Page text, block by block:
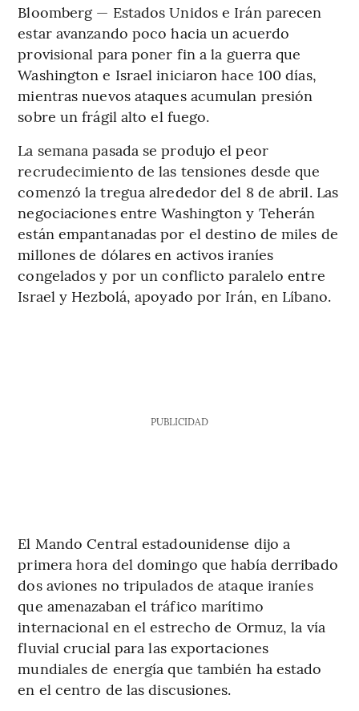
Bloomberg — Estados Unidos e Irán parecen
estar avanzando poco hacia un acuerdo
provisional para poner fin a la guerra que
Washington e Israel iniciaron hace 100 días,
mientras nuevos ataques acumulan presión
sobre un frágil alto el fuego.
La semana pasada se produjo el peor
recrudecimiento de las tensiones desde que
comenzó la tregua alrededor del 8 de abril. Las
negociaciones entre Washington y Teherán
están empantanadas por el destino de miles de
millones de dólares en activos iraníes
congelados y por un conflicto paralelo entre
Israel y Hezbolá, apoyado por Irán, en Líbano.
PUBLICIDAD
El Mando Central estadounidense dijo a
primera hora del domingo que había derribado
dos aviones no tripulados de ataque iraníes
que amenazaban el tráfico marítimo
internacional en el estrecho de Ormuz, la vía
fluvial crucial para las exportaciones
mundiales de energía que también ha estado
en el centro de las discusiones.